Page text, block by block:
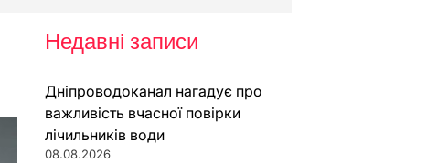
Недавні записи
Дніпроводоканал нагадує про
важливість вчасної повірки
лічильників води
08.08.2026